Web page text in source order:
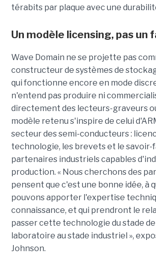
térabits par plaque avec une
Un modèle licensing, pas un
Wave Domain ne se projette pas
constructeur de systèmes de
qui fonctionne encore en mode
n'entend pas produire ni
directement des lecteurs-graveurs
modèle retenu s'inspire de celui
secteur des semi-conducteurs :
technologie, les brevets et le savoir-
partenaires industriels capables
production. « Nous cherchons des
pensent que c'est une bonne idée, à
pouvons apporter l'expertise
connaissance, et qui prendront le
passer cette technologie du stade
laboratoire au stade industriel »,
Johnson.